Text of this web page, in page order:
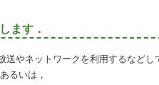
ます．
送やネットワークを利用するなど
るいは，